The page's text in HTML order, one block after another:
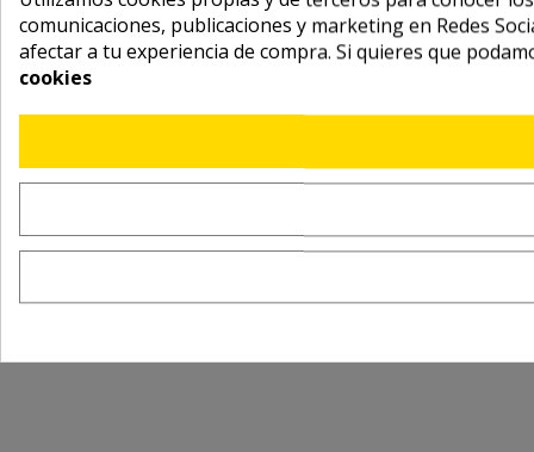
comunicaciones, publicaciones y marketing en Redes
afectar a tu experiencia de compra. Si quieres que
cookies